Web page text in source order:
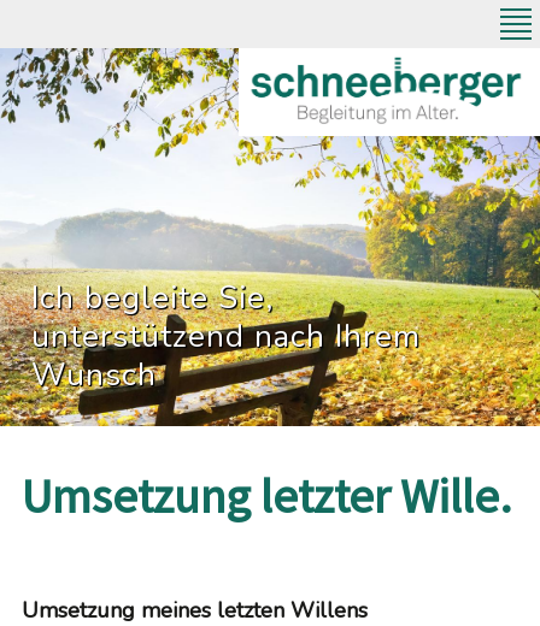
zum
Inhalt
Ich begleite Sie,
unterstützend nach Ihrem
Wunsch
Umsetzung letzter Wille.
Umsetzung meines letzten Willens